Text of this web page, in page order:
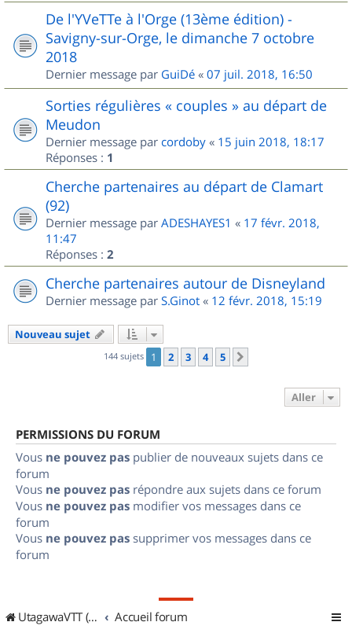
De l'YVeTTe à l'Orge (13ème édition) -
Savigny-sur-Orge, le dimanche 7 octobre
2018
Dernier message par GuiDé « 07 juil. 2018, 16:50
Sorties régulières « couples » au départ de
Meudon
Dernier message par cordoby « 15 juin 2018, 18:17
Réponses : 1
Cherche partenaires au départ de Clamart
(92)
Dernier message par ADESHAYES1 « 17 févr. 2018,
11:47
Réponses : 2
Cherche partenaires autour de Disneyland
Dernier message par S.Ginot « 12 févr. 2018, 15:19
Nouveau sujet
144 sujets 1 2 3 4 5
Aller
PERMISSIONS DU FORUM
Vous ne pouvez pas publier de nouveaux sujets dans ce
forum
Vous ne pouvez pas répondre aux sujets dans ce forum
Vous ne pouvez pas modifier vos messages dans ce
forum
Vous ne pouvez pas supprimer vos messages dans ce
forum
UtagawaVTT (Randos VTT et VTTAE avec traces GPS) Accueil forum